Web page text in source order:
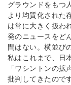
グラウンドをもつ
より均質化された
は常に大きく扱わ
発のニュースをど
間はない。横並び
私はこれまで、日
「ワシントンの
批判してきたので